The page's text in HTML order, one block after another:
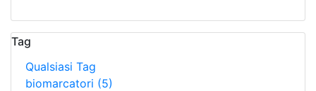
Tag
Qualsiasi Tag
biomarcatori (5)